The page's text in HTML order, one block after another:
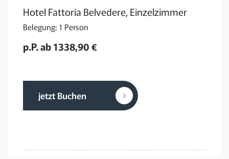
Hotel Fattoria Belvedere, Einzelzimmer
Belegung: 1 Person
p.P. ab 1338,90 €
jetzt Buchen